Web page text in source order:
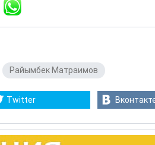
Райымбек Матраимов
Twitter